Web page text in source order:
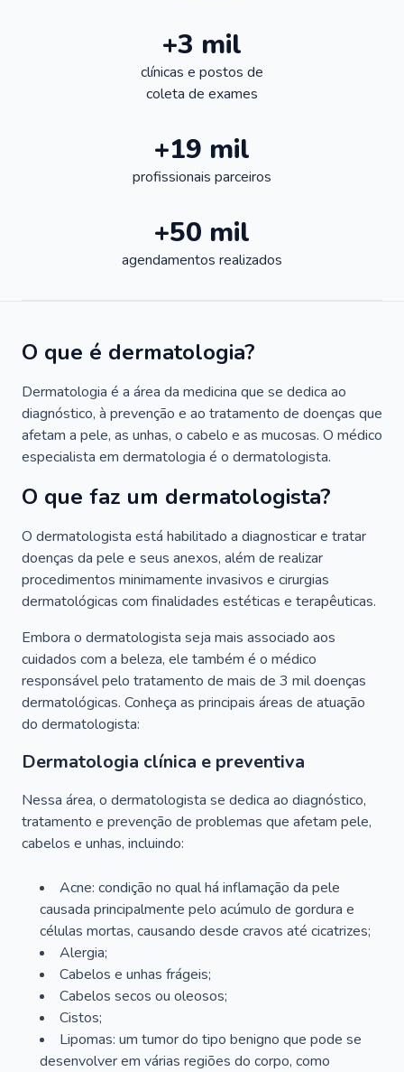
+3 mil
clínicas e postos de
coleta de exames
+19 mil
profissionais parceiros
+50 mil
agendamentos realizados
O que é dermatologia?
Dermatologia é a área da medicina que se dedica ao
diagnóstico, à prevenção e ao tratamento de doenças que
afetam a pele, as unhas, o cabelo e as mucosas. O médico
especialista em dermatologia é o dermatologista.
O que faz um dermatologista?
O dermatologista está habilitado a diagnosticar e tratar
doenças da pele e seus anexos, além de realizar
procedimentos minimamente invasivos e cirurgias
dermatológicas com finalidades estéticas e terapêuticas.
Embora o dermatologista seja mais associado aos
cuidados com a beleza, ele também é o médico
responsável pelo tratamento de mais de 3 mil doenças
dermatológicas. Conheça as principais áreas de atuação
do dermatologista:
Dermatologia clínica e preventiva
Nessa área, o dermatologista se dedica ao diagnóstico,
tratamento e prevenção de problemas que afetam pele,
cabelos e unhas, incluindo:
Acne: condição no qual há inflamação da pele
causada principalmente pelo acúmulo de gordura e
células mortas, causando desde cravos até cicatrizes;
Alergia;
Cabelos e unhas frágeis;
Cabelos secos ou oleosos;
Cistos;
Lipomas: um tumor do tipo benigno que pode se
desenvolver em várias regiões do corpo, como